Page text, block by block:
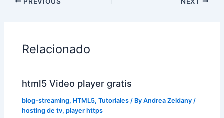
Relacionado
html5 Video player gratis
blog-streaming, HTML5,Tutoriales / ByAndrea Zeldany /
hosting de tv,player https